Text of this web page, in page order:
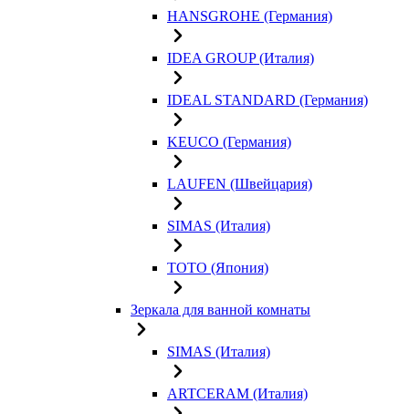
HANSGROHE (Германия)
IDEA GROUP (Италия)
IDEAL STANDARD (Германия)
KEUCO (Германия)
LAUFEN (Швейцария)
SIMAS (Италия)
TOTO (Япония)
Зеркала для ванной комнаты
SIMAS (Италия)
ARTCERAM (Италия)